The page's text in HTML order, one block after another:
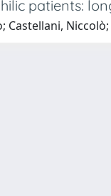
patients: